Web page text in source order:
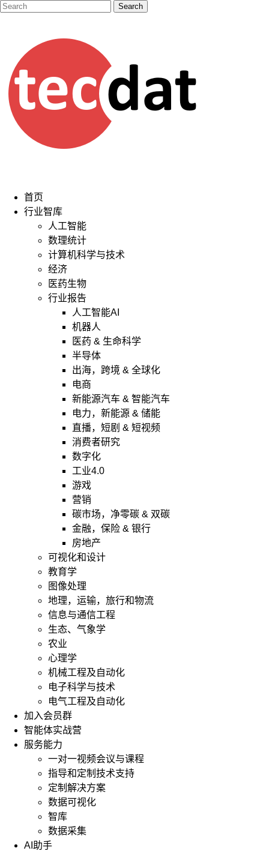
首页
行业智库
人工智能
数理统计
计算机科学与技术
经济
医药生物
行业报告
人工智能AI
机器人
医药 & 生命科学
半导体
出海，跨境 & 全球化
电商
新能源汽车 & 智能汽车
电力，新能源 & 储能
直播，短剧 & 短视频
消费者研究
数字化
工业4.0
游戏
营销
碳市场，净零碳 & 双碳
金融，保险 & 银行
房地产
可视化和设计
教育学
图像处理
地理，运输，旅行和物流
信息与通信工程
生态、气象学
农业
心理学
机械工程及自动化
电子科学与技术
电气工程及自动化
加入会员群
智能体实战营
服务能力
一对一视频会议与课程
指导和定制技术支持
定制解决方案
数据可视化
智库
数据采集
AI助手